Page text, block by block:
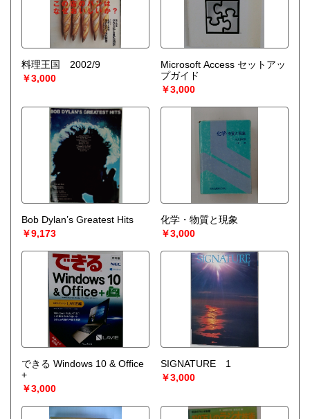
料理王国 2002/9
￥3,000
Microsoft Access セットアッ
プガイド
￥3,000
Bob Dylan’s Greatest Hits
￥9,173
化学・物質と現象
￥3,000
できる Windows 10 & Office
+
￥3,000
SIGNATURE 1
￥3,000